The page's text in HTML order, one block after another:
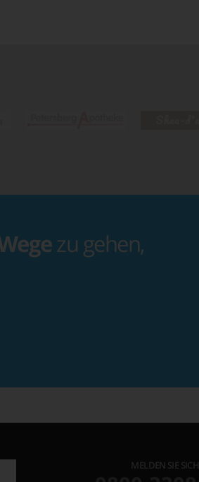
zu gehen,
MELDEN SIE